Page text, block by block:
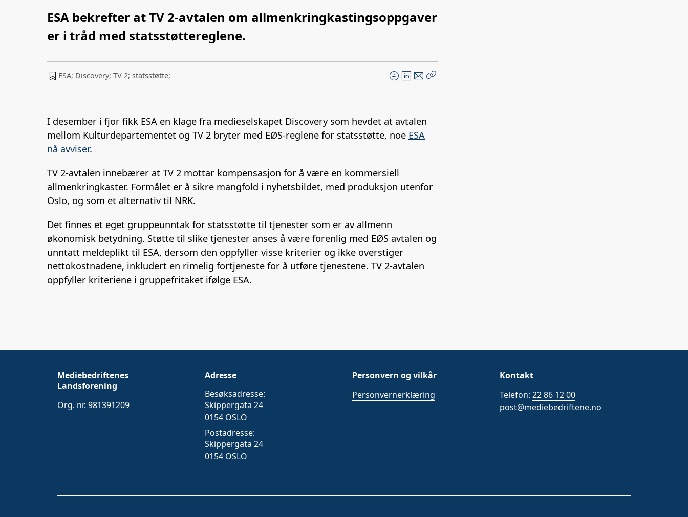
ESA bekrefter at TV 2-avtalen om allmenkringkastingsoppgaver
er i tråd med statsstøttereglene.
ESA; Discovery; TV 2; statsstøtte;
F
a
e
o
k
L
i
k
d
E
-
o
s
t
Kopier
I desember i fjor fikk ESA en klage fra medieselskapet Discovery som hevdet at avtalen
mellom Kulturdepartementet og TV 2 bryter med EØS-reglene for statsstøtte, noe ESA
nå avviser.
TV 2-avtalen innebærer at TV 2 mottar kompensasjon for å være en kommersiell
allmenkringkaster. Formålet er å sikre mangfold i nyhetsbildet, med produksjon utenfor
Oslo, og som et alternativ til NRK.
Det finnes et eget gruppeunntak for statsstøtte til tjenester som er av allmenn
økonomisk betydning. Støtte til slike tjenester anses å være forenlig med EØS avtalen og
unntatt meldeplikt til ESA, dersom den oppfyller visse kriterier og ikke overstiger
nettokostnadene, inkludert en rimelig fortjeneste for å utføre tjenestene. TV 2-avtalen
oppfyller kriteriene i gruppefritaket ifølge ESA.
Mediebedriftenes
Landsforening
Org. nr. 981391209
Adresse
Besøksadresse:
Skippergata 24
0154 OSLO
Postadresse:
Skippergata 24
0154 OSLO
Personvern og vilkår
Personvernerklæring
Kontakt
Telefon: 22 86 12 00
post@mediebedriftene.no